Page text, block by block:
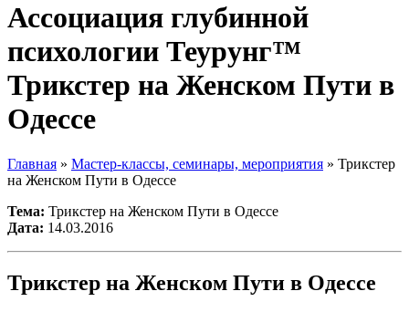
Ассоциация глубинной
психологии Теурунг™
Трикстер на Женском Пути в
Одессе
Главная » Мастер-классы, семинары, мероприятия » Трикстер
на Женском Пути в Одессе
Тема: Трикстер на Женском Пути в Одессе
Дата: 14.03.2016
Трикстер на Женском Пути в Одессе